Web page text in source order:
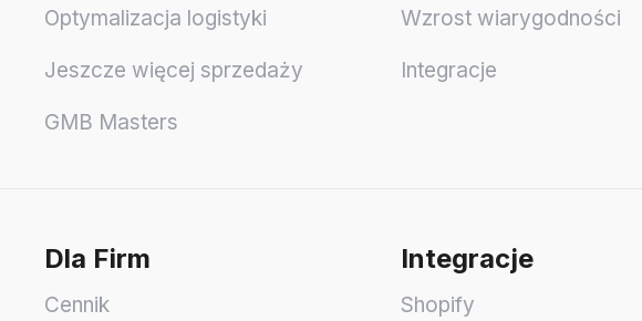
Optymalizacja logistyki Wzrost wiarygodności
Jeszcze więcej sprzedaży Integracje
GMB Masters
Dla Firm
Cennik
Integracje
Shopify